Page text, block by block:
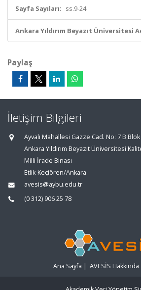
Sayfa Sayıları: ss.9-24
Ankara Yıldırım Beyazıt Üniversitesi
Paylaş
İletişim Bilgileri
Ayvalı Mahallesi Gazze Cad. No: 7 B
Ankara Yıldırım Beyazıt Üniversitesi
Milli İrade Binası
Etlik-Keçiören/Ankara
avesis@aybu.edu.tr
(0 312) 906 25 78
Ana Sayfa | AVESİS Hakkında